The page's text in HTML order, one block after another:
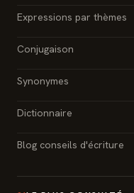
Expressions par thèmes
Conjugaison
Synonymes
Dictionnaire
Blog conseils d'écriture